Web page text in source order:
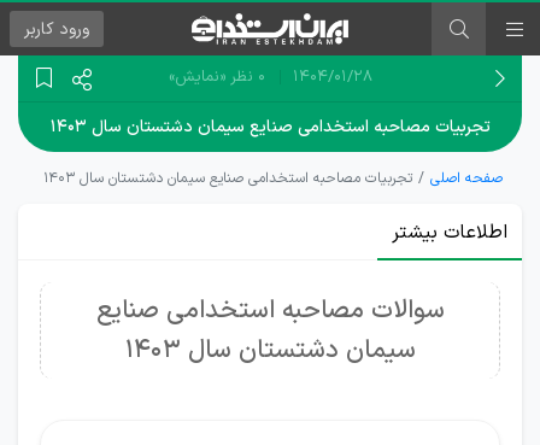
ورود کاربر
۱۴۰۴/۰۱/۲۸ 0 نظر «نمایش»
تجربیات مصاحبه استخدامی صنایع سیمان دشتستان سال ۱۴۰۳
صفحه اصلی تجربیات مصاحبه استخدامی صنایع سیمان دشتستان سال ۱۴۰۳
اطلاعات بیشتر
سوالات مصاحبه استخدامی صنایع
سیمان دشتستان سال 1403